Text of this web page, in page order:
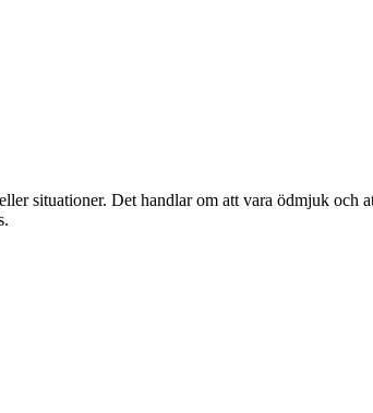
situationer. Det handlar om att vara ödmjuk och